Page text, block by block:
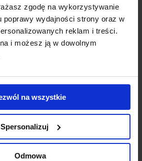
zgodę na wykorzystywanie
poprawy wydajności strony oraz w
reklam i treści.
i możesz ją w dowolnym
na wszystkie
Spersonalizuj
Odmowa
PARYŻ do KOPENHAGA
PARYŻ do PORTO
PARYŻ do AKRA (Air